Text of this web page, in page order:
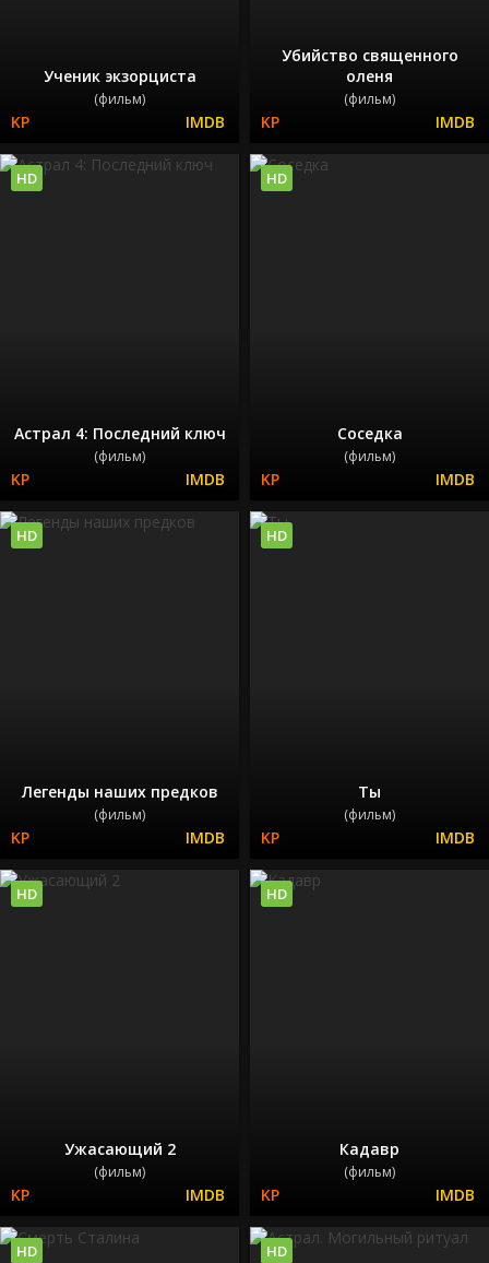
Ученик экзорциста
(фильм)
Убийство священного
оленя
(фильм)
Астрал 4: Последний ключ
(фильм)
HD
Соседка
(фильм)
HD
Легенды наших предков
(фильм)
HD
Ты
(фильм)
HD
Ужасающий 2
(фильм)
HD
Кадавр
(фильм)
HD
HD HD